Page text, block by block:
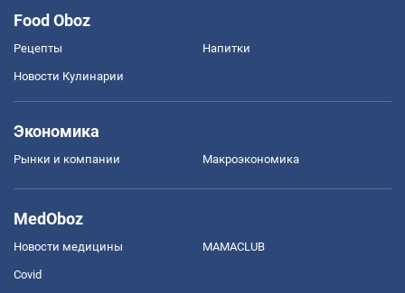
Food Oboz
Рецепты Напитки
Новости Кулинарии
Экономика
Рынки и компании Mакроэкономика
MedOboz
Новости медицины MAMACLUB
Covid